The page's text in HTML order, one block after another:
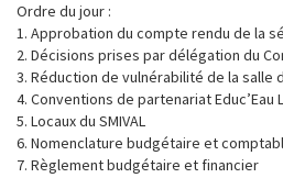
Ordre du jour :
1. Approbation du compte rendu de la
2. Décisions prises par délégation du
3. Réduction de vulnérabilité de la salle
4. Conventions de partenariat Educ’Eau
5. Locaux du SMIVAL
6. Nomenclature budgétaire et
7. Règlement budgétaire et financier